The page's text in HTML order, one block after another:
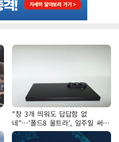
"창 3개 띄워도 답답함 없
네"…'폴드8 울트라', 일주일 써보
니